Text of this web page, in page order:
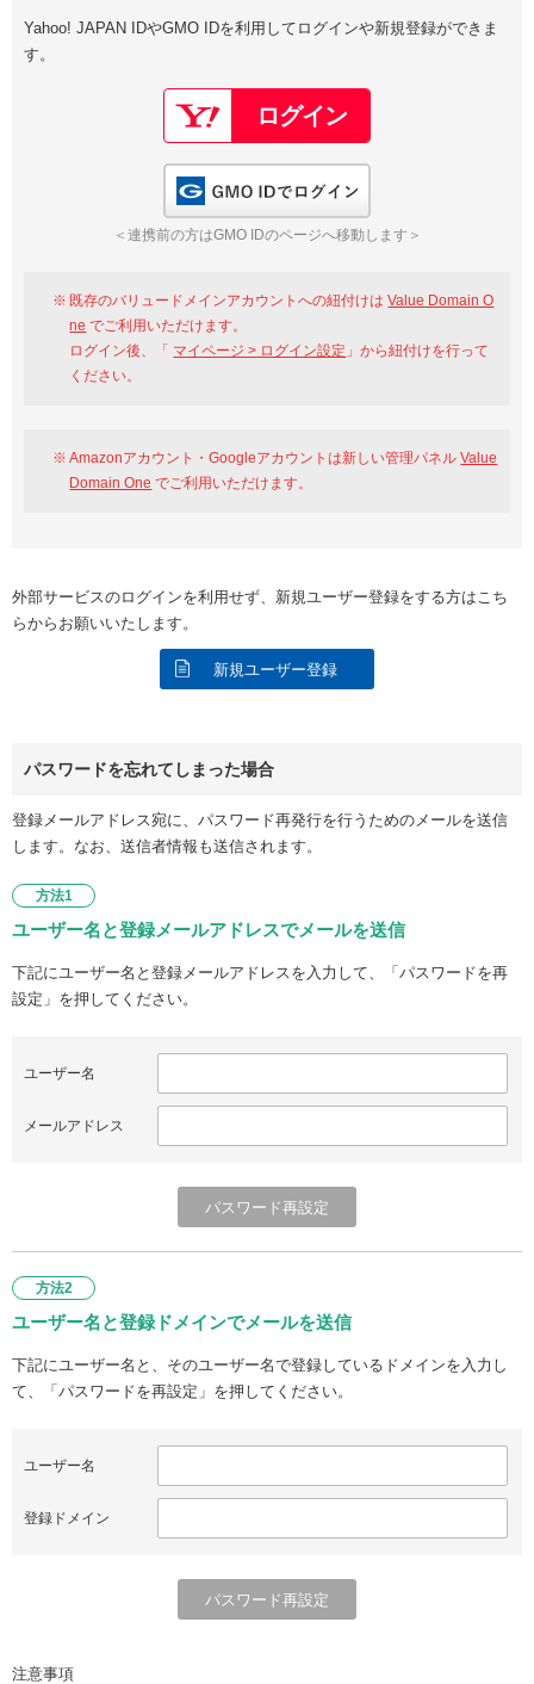
Google
GMO ID Amazon
※AmazonはValue Domain Oneのログイン画面へ遷移します
Value Domain Oneアカウント作成
以下でも登録可能
Google Yahoo!
GMO ID
Yahoo! JAPAN IDやGMO IDを利用してログインや新規登録ができま
す。
＜連携前の方はGMO IDのページへ移動します＞
既存のバリュードメインアカウントへの紐付けはValue Domain O
ne でご利用いただけます。
ログイン後、「 マイページ > ログイン設定 」から紐付けを行って
ください。
Amazonアカウント・Googleアカウントは新しい管理パネルValue
Domain One でご利用いただけます。
外部サービスのログインを利用せず、新規ユーザー登録をする方はこち
らからお願いいたします。
新規ユーザー登録
パスワードを忘れてしまった場合
登録メールアドレス宛に、パスワード再発行を行うためのメールを送信
します。なお、送信者情報も送信されます。
方法1
ユーザー名と登録メールアドレスでメールを送信
下記にユーザー名と登録メールアドレスを入力して、「パスワードを再
設定」を押してください。
ユーザー名
メールアドレス
方法2
ユーザー名と登録ドメインでメールを送信
下記にユーザー名と、そのユーザー名で登録しているドメインを入力し
て、「パスワードを再設定」を押してください。
ユーザー名
登録ドメイン
注意事項